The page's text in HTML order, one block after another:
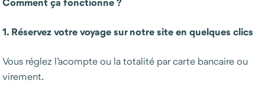
1. Réservez votre voyage sur notre site en quelques clics
Vous réglez l’acompte ou la totalité par carte bancaire ou
virement.